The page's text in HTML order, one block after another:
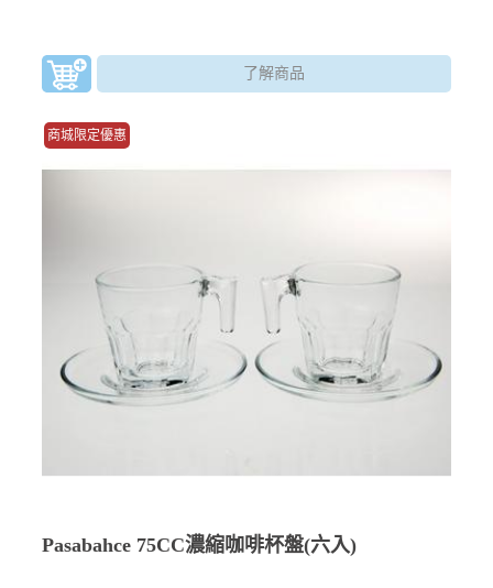
了解商品
商城限定優惠
Pasabahce 75CC濃縮咖啡杯盤(六入)